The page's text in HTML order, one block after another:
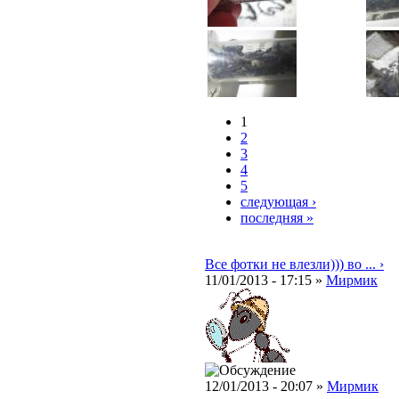
1
2
3
4
5
следующая ›
последняя »
Все фотки не влезли))) во ... ›
11/01/2013 - 17:15 » Мирмик
12/01/2013 - 20:07 » Мирмик